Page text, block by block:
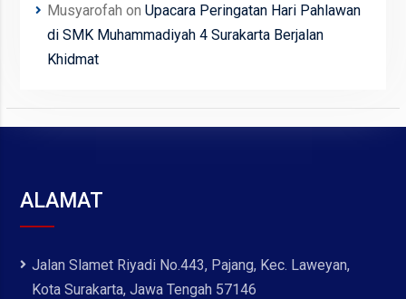
Musyarofah on Upacara Peringatan Hari Pahlawan
di SMK Muhammadiyah 4 Surakarta Berjalan
Khidmat
ALAMAT
Jalan Slamet Riyadi No.443, Pajang, Kec. Laweyan,
Kota Surakarta, Jawa Tengah 57146